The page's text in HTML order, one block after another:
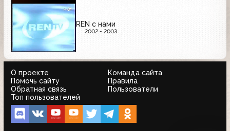
REN с нами
2002 - 2003
О проекте
Команда сайта
Помочь сайту
Правила
Обратная связь
Пользователи
Топ пользователей